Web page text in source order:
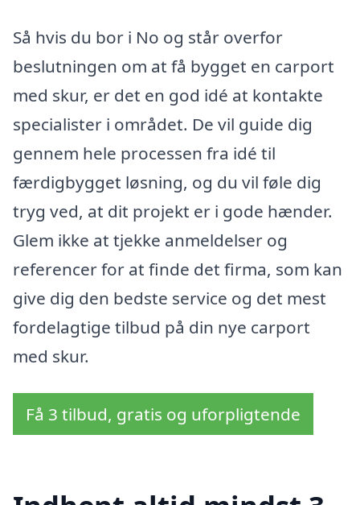
Så hvis du bor i No og står overfor
beslutningen om at få bygget en carport
med skur, er det en god idé at kontakte
specialister i området. De vil guide dig
gennem hele processen fra idé til
færdigbygget løsning, og du vil føle dig
tryg ved, at dit projekt er i gode hænder.
Glem ikke at tjekke anmeldelser og
referencer for at finde det firma, som kan
give dig den bedste service og det mest
fordelagtige tilbud på din nye carport
med skur.
Få 3 tilbud, gratis og uforpligtende